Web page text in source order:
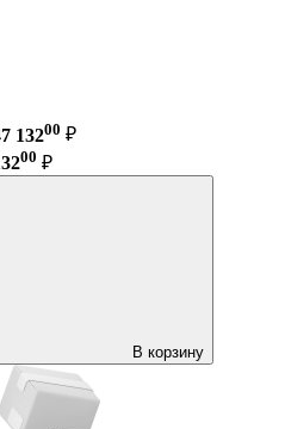
13200 ₽
00 ₽
В корзину